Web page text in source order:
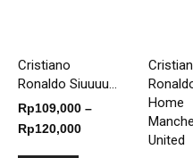
Cristiano
Ronaldo Siuuuu...
Rp109,000 –
Rp120,000Rentang
Home
United